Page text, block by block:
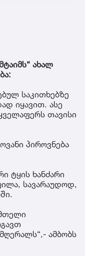
ახალ
საკითხებზე
იყავით. ასე
თავისი
პიროვნება
ტყის ხანძარი
სავარაუდოდ,
ამბობს